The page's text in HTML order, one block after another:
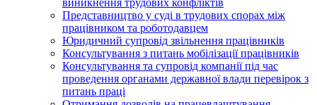
виникнення трудових конфліктів
Представництво у суді в трудових спорах між
працівником та роботодавцем
Юридичний супровід звільнення працівників
Консультування з питань мобілізації працівників
Консультування та супровід компанії під час
проведення органами державної влади перевірок з
питань праці